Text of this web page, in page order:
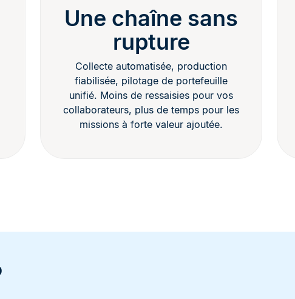
Une chaîne sans
rupture
Collecte automatisée, production
fiabilisée, pilotage de portefeuille
unifié. Moins de ressaisies pour vos
collaborateurs, plus de temps pour les
missions à forte valeur ajoutée.